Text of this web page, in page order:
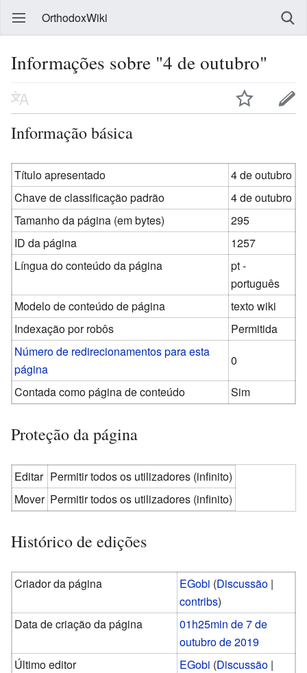
OrthodoxWiki
Informações sobre "4 de outubro"
Informação básica
Título apresentado
4 de outubro
Chave de classificação padrão
4 de outubro
Tamanho da página (em bytes)
295
ID da página
1257
Língua do conteúdo da página
pt -
português
Modelo de conteúdo de página
texto wiki
Indexação por robôs
Permitida
Número de redirecionamentos para esta
página
0
Contada como página de conteúdo
Sim
Proteção da página
Editar Permitir todos os utilizadores (infinito)
Mover Permitir todos os utilizadores (infinito)
Histórico de edições
Criador da página EGobi (Discussão |
contribs)
Data de criação da página
01h25min de 7 de
outubro de 2019
Último editor
EGobi (Discussão |